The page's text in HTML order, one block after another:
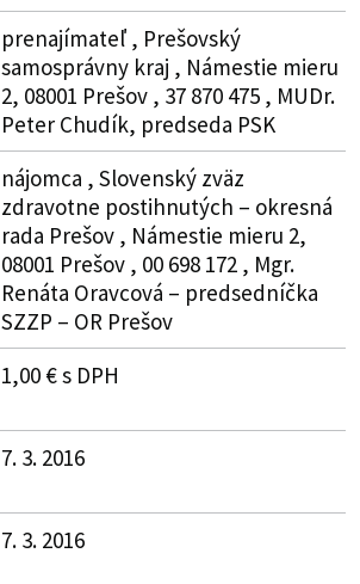
prenajímateľ , Prešovský
samosprávny kraj , Námestie mieru
2, 08001 Prešov , 37 870 475 , MUDr.
Peter Chudík, predseda PSK
nájomca , Slovenský zväz
zdravotne postihnutých – okresná
rada Prešov , Námestie mieru 2,
08001 Prešov , 00 698 172 , Mgr.
Renáta Oravcová – predsedníčka
SZZP – OR Prešov
1,00 € s DPH
7. 3. 2016
7. 3. 2016